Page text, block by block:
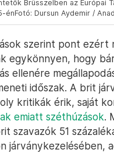
Brüsszelben az Európai
énFotó: Dursun Aydemir /
szerint pont ezért
egykönnyen, hogy
ellenére
időszak. A brit
kritikák érik, saját
emiatt széthúzások.
szavazók 51
járványkezelésében,